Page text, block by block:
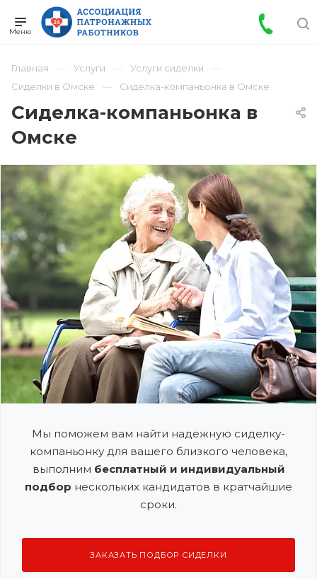
Главная Услуги
Услуги сиделки
Сиделки в Омске
Сиделка-компаньонка в Омске
Сиделка-компаньонка в
Омске
Мы поможем вам найти надежную сиделку-
компаньонку для вашего близкого человека,
выполним бесплатный и индивидуальный
подбор нескольких кандидатов в кратчайшие
сроки.
ЗАКАЗАТЬ ПОДБОР СИДЕЛКИ